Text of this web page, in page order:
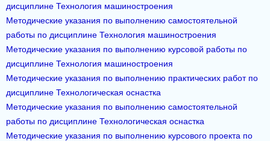
дисциплине Технология машиностроения
Методические указания по выполнению самостоятельной
работы по дисциплине Технология машиностроения
Методические указания по выполнению курсовой работы по
дисциплине Технология машиностроения
Методические указания по выполнению практических работ по
дисциплине Технологическая оснастка
Методические указания по выполнению самостоятельной
работы по дисциплине Технологическая оснастка
Методические указания по выполнению курсового проекта по